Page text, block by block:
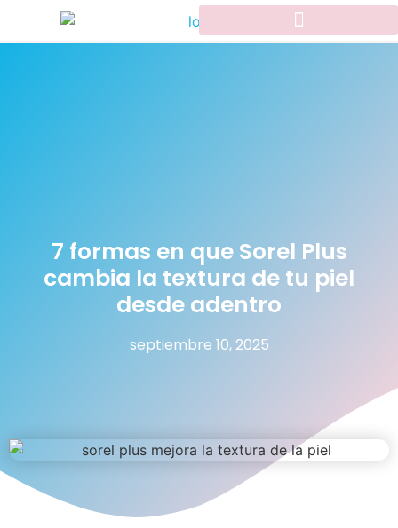
7 formas en que Sorel Plus
cambia la textura de tu piel
desde adentro
septiembre 10, 2025